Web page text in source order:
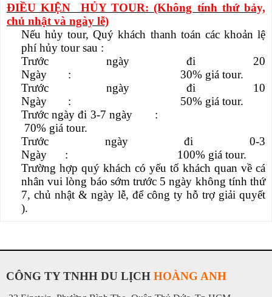
ĐIỀU KIỆN HỦY TOUR: (Không tính thứ bảy,
chủ nhật và ngày lễ)
Nếu hủy tour, Quý khách thanh toán các khoản lệ
phí hủy tour sau :
Trước ngày đi 20
Ngày
: 30% giá tour.
Trước ngày đi 10
Ngày
:
50% giá tour.
Trước ngày đi 3-7 ngày
:
70% giá tour.
Trước ngày đi 0-3
Ngày
:
100% giá tour.
Trường hợp quý khách có yếu tố khách quan về cá
nhân vui lòng báo sớm trước 5 ngày không tính thứ
7, chủ nhật & ngày lễ, để công ty hỗ trợ giải quyết
).
CÔNG TY TNHH DU LỊCH HOÀNG ANH